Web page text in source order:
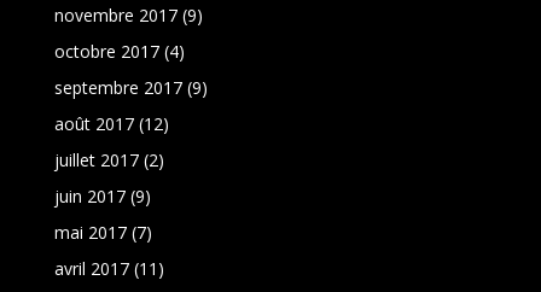
novembre 2017(9)
octobre 2017(4)
septembre 2017(9)
août 2017(12)
juillet 2017(2)
juin 2017(9)
mai 2017(7)
avril 2017(11)